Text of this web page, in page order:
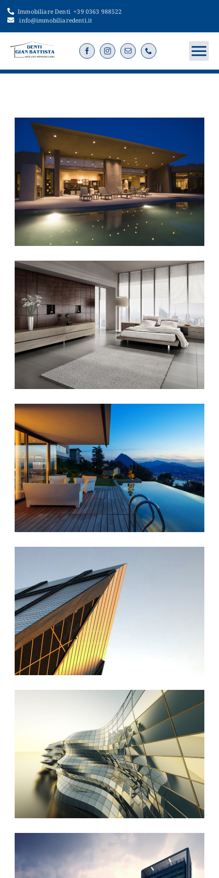
Salta
Immobiliare Denti+39 0363 988522
info@immobiliaredenti.it
Servizi
Immobili
Vendi o cerca
Contatti
Sunrise Avenue
Singapore Skyrise
St Lucia Sunsets
Danish Modernity